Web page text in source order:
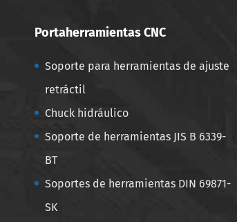
Portaherramientas CNC
Soporte para herramientas de ajuste
retráctil
Chuck hidráulico
Soporte de herramientas JIS B 6339-
BT
Soportes de herramientas DIN 69871-
SK